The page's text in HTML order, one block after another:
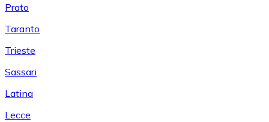
Prato
Taranto
Trieste
Sassari
Latina
Lecce